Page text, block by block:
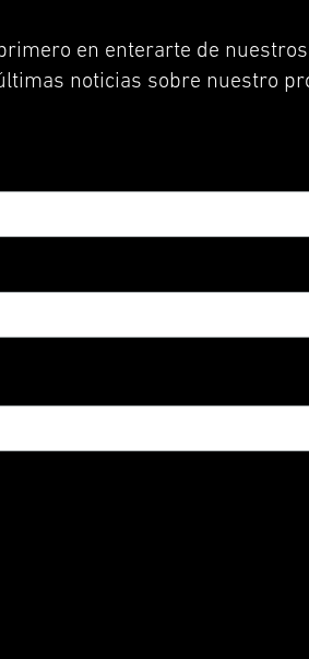
en enterarte de
noticias sobre nuestro